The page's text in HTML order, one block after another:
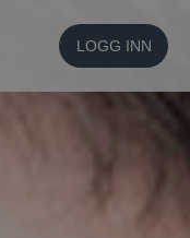
LOGG INN